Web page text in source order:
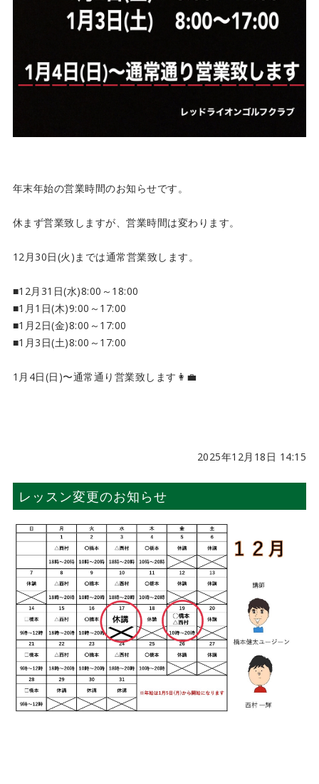
年末年始の営業時間のお知らせです。
休まず営業致しますが、営業時間は変わります。
12月30日(火)までは通常営業致します。
■12月31日(水)8:00～18:00
■1月1日(木)9:00～17:00
■1月2日(金)8:00～17:00
■1月3日(土)8:00～17:00
1月4日(日)〜通常通り営業致します👩‍💼
2025年12月18日 14:15
レッスン変更のお知らせ